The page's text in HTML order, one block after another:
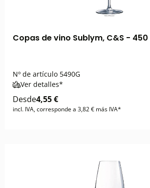
Copas de vino Sublym, C&S - 450
Nº de artículo 5490G
Ver detalles*
Desde4,55 €
incl. IVA, corresponde a 3,82 € más IVA*